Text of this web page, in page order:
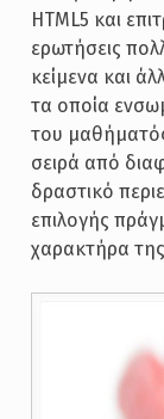
HTML5 και
ερωτήσεις
κείμενα και
τα οποία
του
σειρά από
δραστικό
επιλογής
χαρακτήρα